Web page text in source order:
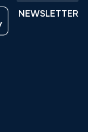
NEWSLETTER